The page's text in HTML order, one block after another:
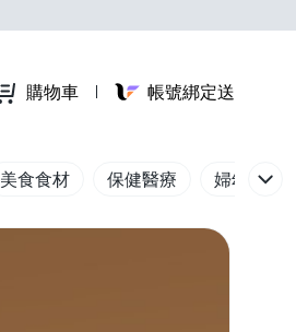
購物車 帳號綁定送
美食食材 保健醫療 婦幼玩具